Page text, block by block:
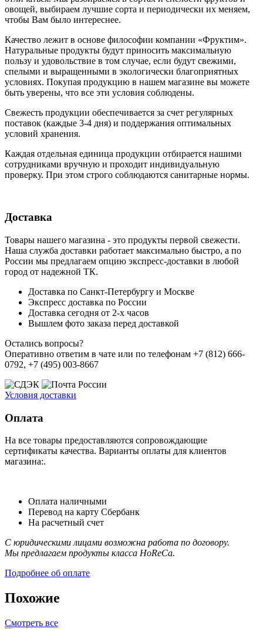
овощей, выбираем лучшие сорта и периодически их меняем,
чтобы Вам было интереснее.
Качество лежит в основе философии компании «Фруктим».
Натуральные продукты будут приносить максимальную
пользу и удовольствие в том случае, если будут свежими,
cпелыми и выращенными в экологически благоприятных
условиях. Покупая продукцию в нашем магазине вы можете
быть уверены, что все эти условия соблюдены.
Свежесть продукции обеспечивается за счет регулярных
поставок (каждые 3-4 дня) и поддержания оптимальных
условий хранения.
Каждая отдельная единица продукции отбирается нашими
сотрудниками вручную и проходит индивидуальную
проверку. При этом строго соблюдаются санитарные нормы.
Доставка
Товары нашего магазина - это продукты первой свежести.
Наша служба доставки работает максимально быстро, а по
России мы предлагаем опцию экспресс-доставки в любой
город от надежной ТК.
Доставка по Санкт-Петербургу и Москве
Экспресс доставка по России
Доставка сегодня от 2-х часов
Вышлем фото заказа перед доставкой
Остались вопросы?
Оперативно ответим в чате или по телефонам +7 (812) 666-
0792, +7 (495) 003-8667
Условия доставки
Оплата
На все товары предоставляются сопровождающие
сертификаты качества. Варианты оплаты для клиентов
магазина:.
Оплата наличными
Перевод на карту Сбербанк
На расчетный счет
С юридическими лицами возможна работа по договору.
Мы предлагаем продукты класса HoReCa.
Подробнее об оплате
Похожие
Смотреть все